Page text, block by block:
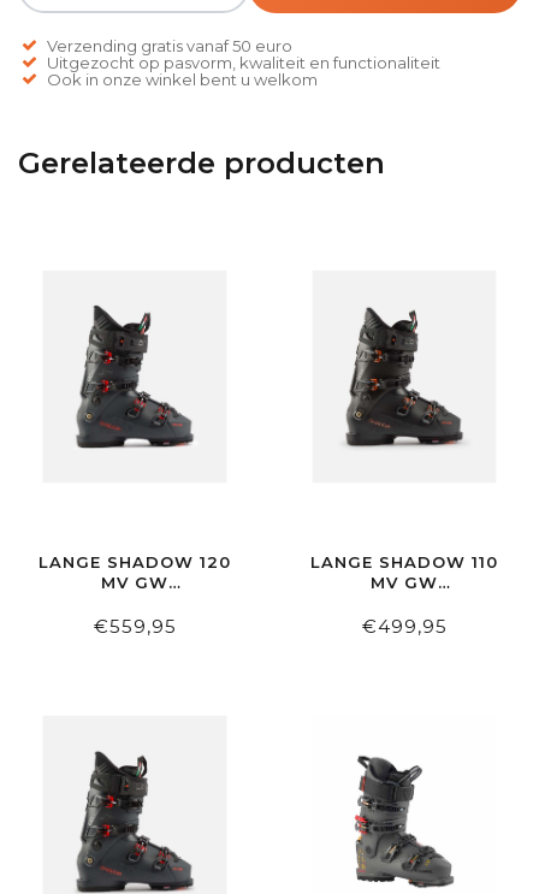
Verzending gratis vanaf 50 euro
Uitgezocht op pasvorm, kwaliteit en functionaliteit
Ook in onze winkel bent u welkom
Gerelateerde producten
LANGE SHADOW 120
MV GW
€559,95
LANGE SHADOW 110
MV GW
€499,95